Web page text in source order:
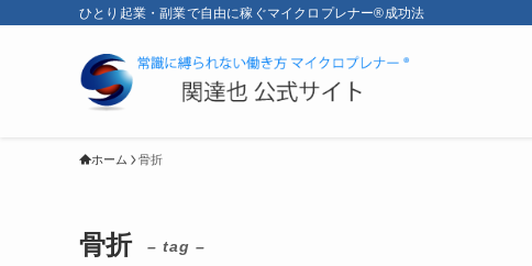
ひとり起業・副業で自由に稼ぐマイクロプレナー®成功法
ホーム 骨折
骨折 – tag –